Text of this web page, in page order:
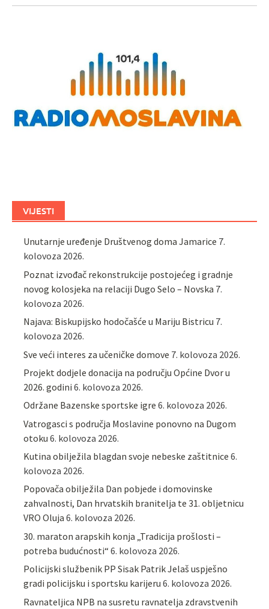
VIJESTI
Unutarnje uređenje Društvenog doma Jamarice 7.
kolovoza 2026.
Poznat izvođač rekonstrukcije postojećeg i gradnje
novog kolosjeka na relaciji Dugo Selo – Novska 7.
kolovoza 2026.
Najava: Biskupijsko hodočašće u Mariju Bistricu 7.
kolovoza 2026.
Sve veći interes za učeničke domove 7. kolovoza 2026.
Projekt dodjele donacija na području Općine Dvor u
2026. godini 6. kolovoza 2026.
Održane Bazenske sportske igre 6. kolovoza 2026.
Vatrogasci s područja Moslavine ponovno na Dugom
otoku 6. kolovoza 2026.
Kutina obilježila blagdan svoje nebeske zaštitnice 6.
kolovoza 2026.
Popovača obilježila Dan pobjede i domovinske
zahvalnosti, Dan hrvatskih branitelja te 31. obljetnicu
VRO Oluja 6. kolovoza 2026.
30. maraton arapskih konja „Tradicija prošlosti –
potreba budućnosti“ 6. kolovoza 2026.
Policijski službenik PP Sisak Patrik Jelaš uspješno
gradi policijsku i sportsku karijeru 6. kolovoza 2026.
Ravnateljica NPB na susretu ravnatelja zdravstvenih